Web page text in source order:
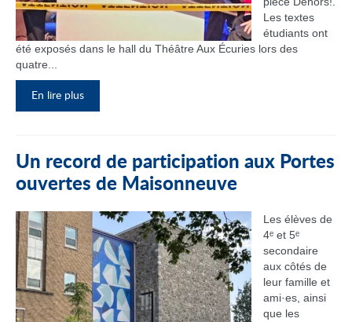
Les textes
étudiants ont
été exposés dans le hall du Théâtre Aux Écuries lors des
quatre...
En lire plus
Un record de participation aux Portes
ouvertes de Maisonneuve
Les élèves de
4ᵉ et 5ᵉ
secondaire
aux côtés de
leur famille et
ami·es, ainsi
que les